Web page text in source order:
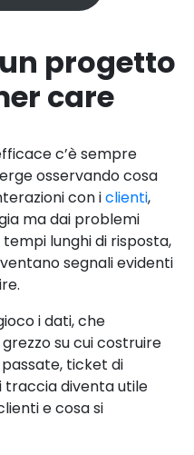
progetto
care
c’è sempre
osservando cosa
con iclienti,
ma dai problemi
lunghi di risposta,
segnali evidenti
i dati, che
su cui costruire
ticket di
traccia diventa utile
e cosa si